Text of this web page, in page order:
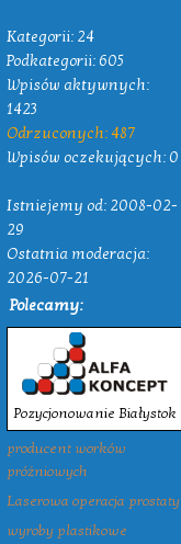
Kategorii: 24
Podkategorii: 605
Wpisów aktywnych:
1423
Odrzuconych: 487
Wpisów oczekujących: 0
Istniejemy od: 2008-02-
29
Ostatnia moderacja:
2026-07-21
Polecamy:
Pozycjonowanie Białystok
producent worków
próżniowych
Laserowa operacja prostaty
wyroby plastikowe